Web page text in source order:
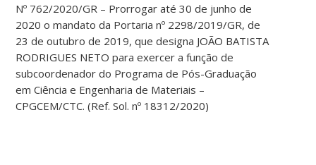
Nº 762/2020/GR – Prorrogar até 30 de junho de
2020 o mandato da Portaria nº 2298/2019/GR, de
23 de outubro de 2019, que designa JOÃO BATISTA
RODRIGUES NETO para exercer a função de
subcoordenador do Programa de Pós-Graduação
em Ciência e Engenharia de Materiais –
CPGCEM/CTC. (Ref. Sol. nº 18312/2020)